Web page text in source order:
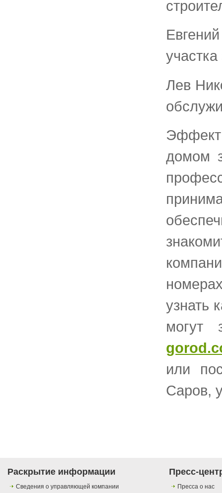
участка
Лев
домом
узнать
могут
или
Саров,
Раскрытие информации
Сведения о управляющей компании
Пресс-
Пресса о нас